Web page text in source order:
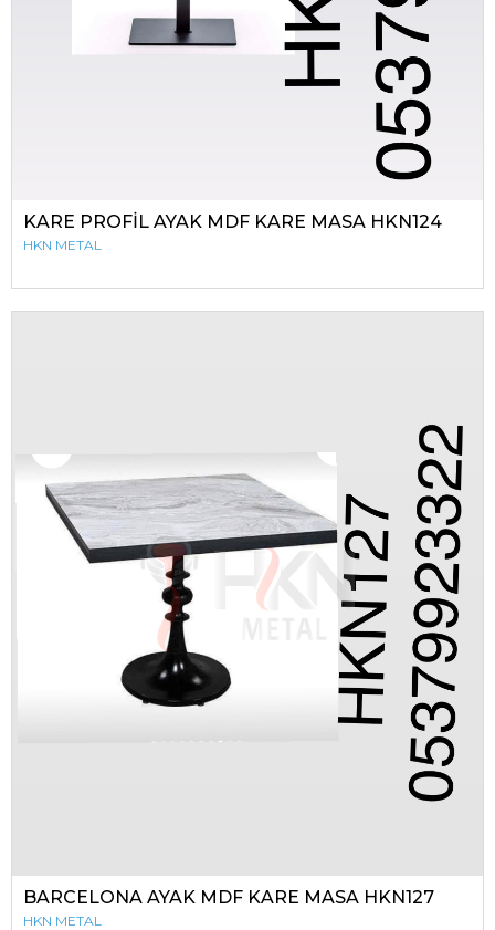
KARE PROFİL AYAK MDF KARE MASA HKN124
HKN METAL
BARCELONA AYAK MDF KARE MASA HKN127
HKN METAL